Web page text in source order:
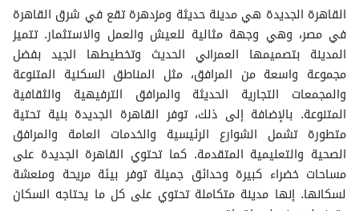
القاهرة الجديدة هي مدينة حديثة ومزدهرة تقع في شرق القاهرة
في مصر، وهي وجهة مثالية للعيش والعمل والاستثمار. تتميز
المدينة بتصميمها العمراني الحديث وتخطيطها الجيد بفضل
مجموعة واسعة من المرافق، مثل المناطق السكنية المتنوعة
والمجمعات التجارية الحديثة والمرافق الترفيهية والثقافية
المتنوعة. بالإضافة إلى ذلك، توفر القاهرة الجديدة بنية تحتية
متطورة تشمل الشوارع الرئيسية والخدمات العامة والمرافق
الصحية والتعليمية المتقدمة. كما تحتوي القاهرة الجديدة على
مساحات خضراء كبيرة وحدائق جميلة توفر بيئة مريحة ومنعشة
لسكانها. إنها مدينة متكاملة تحتوي على كل ما يحتاجه السكان